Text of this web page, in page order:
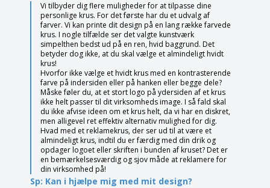
Vi tilbyder dig flere muligheder for at tilpasse dine
personlige krus. For det første har du et udvalg af
farver. Vi kan printe dit design på en lang række farvede
krus. I nogle tilfælde ser det valgte kunstværk
simpelthen bedst ud på en ren, hvid baggrund. Det
betyder dog ikke, at du skal vælge et almindeligt hvidt
krus!
Hvorfor ikke vælge et hvidt krus med en kontrasterende
farve på indersiden eller på hanken eller begge dele?
Måske føler du, at et stort logo på ydersiden af ​​et krus
ikke helt passer til dit virksomheds image. I så fald skal
du ikke afvise ideen om et krus helt, da vi har en diskret,
men alligevel ret effektiv alternativ mulighed for dig.
Hvad med et reklamekrus, der ser ud til at være et
almindeligt krus, indtil du er færdig med din drik og
opdager logoet eller skriften i bunden af ​​kruset? Det er
en bemærkelsesværdig og sjov måde at reklamere for
din virksomhed på!
Sp: Kan i hjælpe mig med mit design?